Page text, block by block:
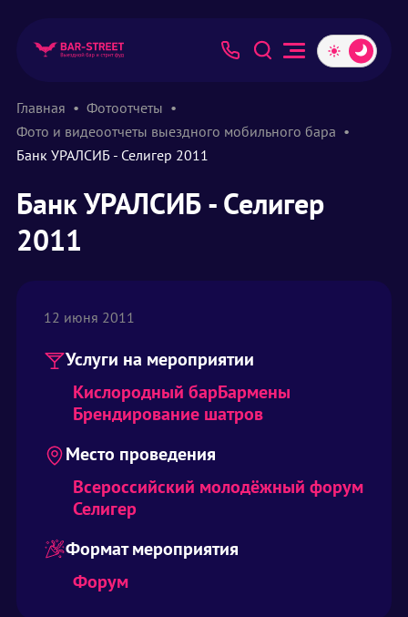
Главная
Фотоотчеты
Фото и видеоотчеты выездного мобильного бара
Банк УРАЛСИБ - Селигер 2011
Банк УРАЛСИБ - Селигер
2011
12 июня 2011
Услуги на мероприятии
Кислородный барБармены
Брендирование шатров
Место проведения
Всероссийский молодёжный форум
Селигер
Формат мероприятия
Форум